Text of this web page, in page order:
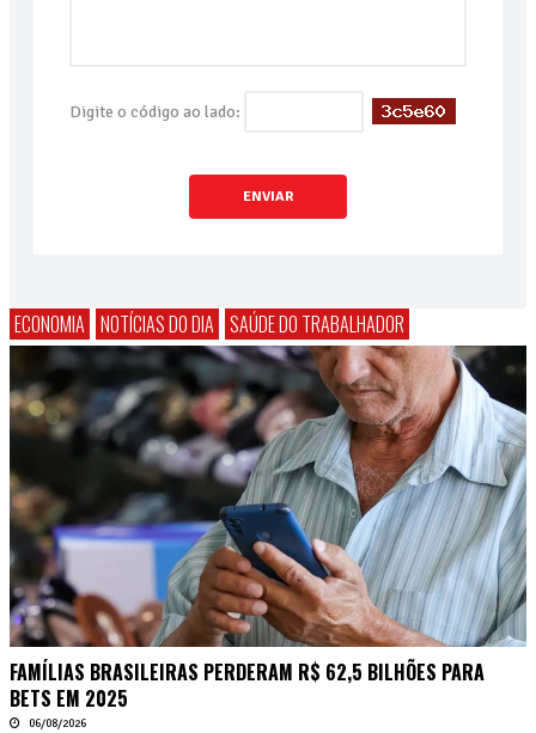
Digite o código ao lado:
ENVIAR
ECONOMIA NOTÍCIAS DO DIA SAÚDE DO TRABALHADOR
FAMÍLIAS BRASILEIRAS PERDERAM R$ 62,5 BILHÕES PARA
BETS EM 2025
06/08/2026